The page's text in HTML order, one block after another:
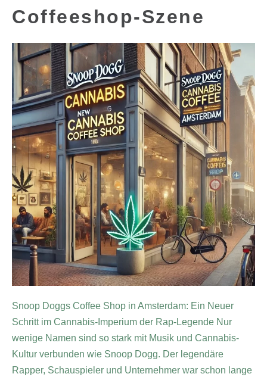
Coffeeshop-Szene
Snoop Doggs Coffee Shop in Amsterdam: Ein Neuer
Schritt im Cannabis-Imperium der Rap-Legende Nur
wenige Namen sind so stark mit Musik und Cannabis-
Kultur verbunden wie Snoop Dogg. Der legendäre
Rapper, Schauspieler und Unternehmer war schon lange